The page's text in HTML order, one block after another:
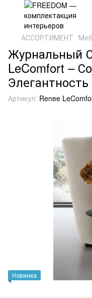
АССОРТИМЕНТ
Журнальный
LeComfort –
Артикул: Renee
Новинка